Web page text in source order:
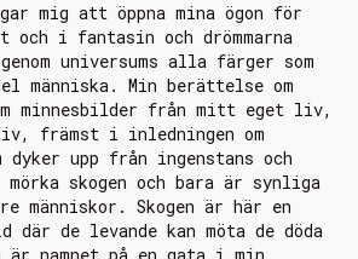
mig att öppna mina ögon för
i fantasin och drömmarna
universums alla färger som
människa. Min berättelse om
minnesbilder från mitt eget liv,
främst i inledningen om
dyker upp från ingenstans och
skogen och bara är synliga
människor. Skogen är här en
där de levande kan möta de döda